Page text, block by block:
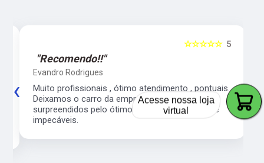
5
☆☆☆☆☆
"Recomendo!!"
Evandro Rodrigues
Muito profissionais , ótimo atendimento , pontuais.
Deixamos o carro da empresa e fomos
surpreendidos pelo ótimo serviço. Preço justo e
impecáveis.
‹ ›
Acesse nossa loja
virtual